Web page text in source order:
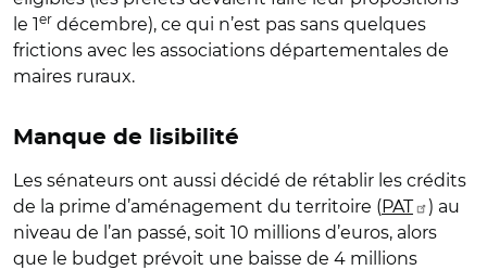
le 1er décembre), ce qui n’est pas sans quelques
frictions avec les associations départementales de
maires ruraux.
Manque de lisibilité
Les sénateurs ont aussi décidé de rétablir les crédits
de la prime d’aménagement du territoire (PAT
) au
niveau de l’an passé, soit 10 millions d’euros, alors
que le budget prévoit une baisse de 4 millions